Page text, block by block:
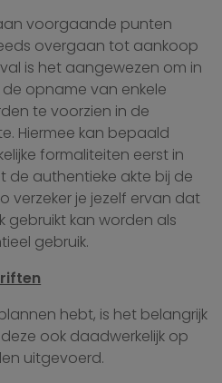
voorgaande punten
overgaan tot aankoop
is het aangewezen om in
opname van enkele
te voorzien in de
Hiermee kan bepaald
formaliteiten eerst in
de authentieke akte bij de
verzeker je jezelf ervan dat
gebruikt kan worden als
gebruik.
hebt, is het belangrijk
ook daadwerkelijk op
uitgevoerd.